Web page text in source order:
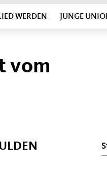
WERDEN JUNGE
vom